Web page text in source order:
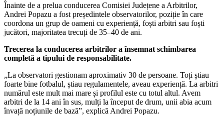
Înainte de a prelua conducerea Comisiei Județene a Arbitrilor,
Andrei Popazu a fost președintele observatorilor, poziție în care
coordona un grup de oameni cu experiență, foști arbitri sau foști
jucători, majoritatea trecuți de 35–40 de ani.
Trecerea la conducerea arbitrilor a însemnat schimbarea
completă a tipului de responsabilitate.
„La observatori gestionam aproximativ 30 de persoane. Toți știau
foarte bine fotbalul, știau regulamentele, aveau experiență. La arbitri
numărul este mult mai mare și profilul este cu totul altul. Avem
arbitri de la 14 ani în sus, mulți la început de drum, unii abia acum
învață noțiunile de bază”, explică Andrei Popazu.